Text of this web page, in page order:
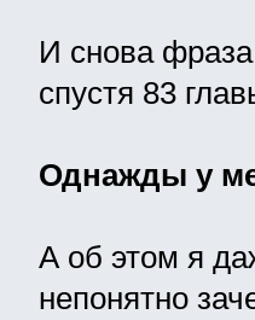
И снова
спустя 83
Однажды у
А об этом я
непонятно